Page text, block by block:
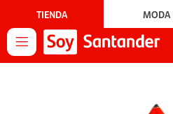
TIENDA MODA
